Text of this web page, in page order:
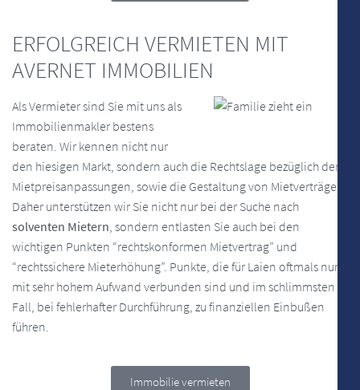
ERFOLGREICH VERMIETEN MIT
AVERNET IMMOBILIEN
Als Vermieter sind Sie mit uns als
Immobilienmakler bestens
beraten. Wir kennen nicht nur
den hiesigen Markt, sondern auch die Rechtslage bezüglich der
Mietpreisanpassungen, sowie die Gestaltung von Mietverträgen.
Daher unterstützen wir Sie nicht nur bei der Suche nach
solventen Mietern, sondern entlasten Sie auch bei den
wichtigen Punkten “rechtskonformen Mietvertrag” und
“rechtssichere Mieterhöhung”. Punkte, die für Laien oftmals nur
mit sehr hohem Aufwand verbunden sind und im schlimmsten
Fall, bei fehlerhafter Durchführung, zu finanziellen Einbußen
führen.
Immobilie vermieten